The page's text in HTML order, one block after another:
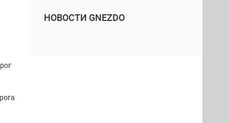
НОВОСТИ GNEZDO